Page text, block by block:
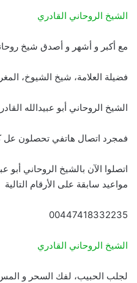
الشيخ الروحاني القادري
مع أكبر و أشهر و أصدق شيخ
فضيلة العلامة، شيخ الشيوخ،
الشيخ الروحاني أبو عبيدالله
فمجرد اتصال هاتفي تحصلون
اتصلوا الآن بالشيخ الروحاني
مواعيد سابقة على الأرقام التالية
00447418332235
الشيخ الروحاني القادري
لجلب الحبيب، لفك السحر و